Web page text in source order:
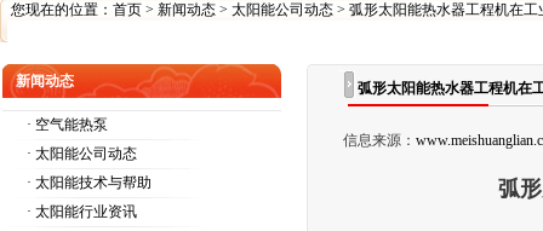
您现在的位置： 首页 > 新闻动态 > 太阳能公司动态 > 弧形太阳能热水器工程机在
新闻动态
· 空气能热泵
· 太阳能公司动态
· 太阳能技术与帮助
· 太阳能行业资讯
弧形太阳能热水器工程机在
信息来源：
弧